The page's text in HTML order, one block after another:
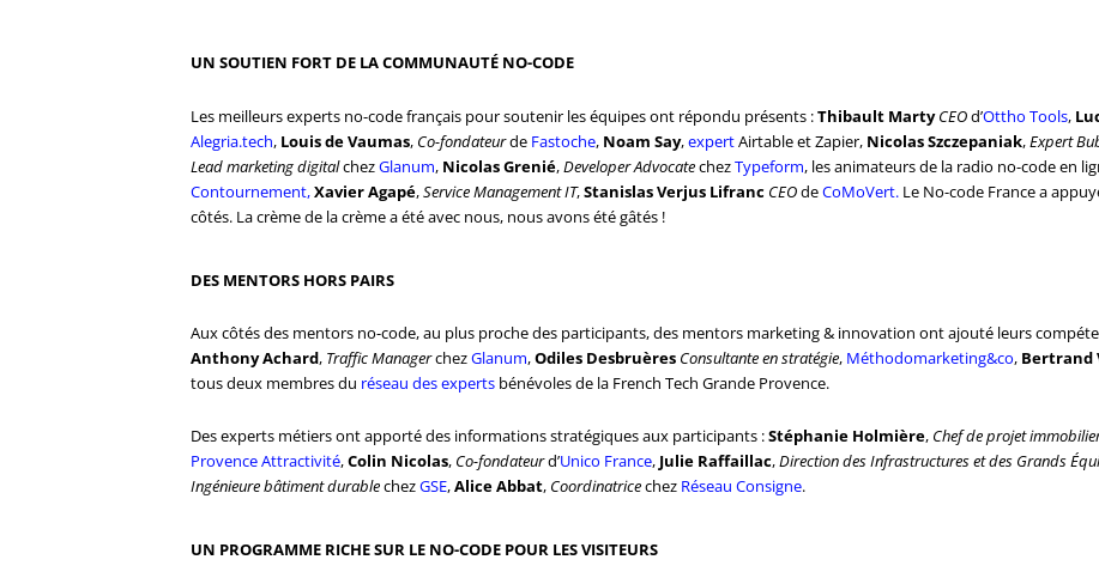
UN SOUTIEN FORT DE LA COMMUNAUTÉ NO-CODE
Les meilleurs experts no-code français pour soutenir les équipes ont répondu présents :Thibault Marty CEOd’Ottho Tools,
Alegria.tech, Louis de Vaumas, Co-fondateurde Fastoche, Noam Say,expertAirtable et Zapier, Nicolas Szczepaniak,Expert
Lead marketing digitalchezGlanum, Nicolas Grenié,Developer AdvocatechezTypeform, les animateurs de la radio no-code en
Contournement,Xavier Agapé,Service Management IT,Stanislas Verjus Lifranc CEOdeCoMoVert. Le No-code France a
côtés. La crème de la crème a été avec nous, nous avons été gâtés !
DES MENTORS HORS PAIRS
Aux côtés des mentors no-code, au plus proche des participants, des mentors marketing & innovation ont ajouté leurs
Anthony Achard, Traffic ManagerchezGlanum,Odiles Desbruères Consultante en stratégie, Méthodomarketing&co, Bertrand
tous deux membres du réseau des expertsbénévoles de la French Tech Grande Provence.
Des experts métiers ont apporté des informations stratégiques aux participants :Stéphanie Holmière, Chef de projet
Provence Attractivité,Colin Nicolas, Co-fondateurd’Unico France, Julie Raffaillac,Direction des Infrastructures et des Grands
Ingénieure bâtiment durablechezGSE,Alice Abbat, Coordinatricechez Réseau Consigne.
UN PROGRAMME RICHE SUR LE NO-CODE POUR LES VISITEURS